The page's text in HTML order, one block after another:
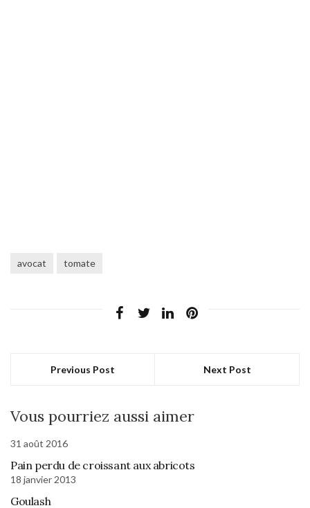
avocat tomate
Previous Post Next Post
Vous pourriez aussi aimer
31 août 2016
Pain perdu de croissant aux abricots
18 janvier 2013
Goulash